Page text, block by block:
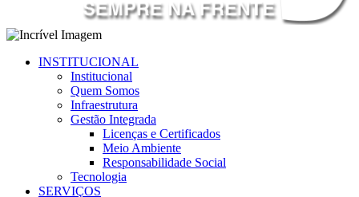
INSTITUCIONAL
Institucional
Quem Somos
Infraestrutura
Gestão Integrada
Licenças e Certificados
Meio Ambiente
Responsabilidade Social
Tecnologia
SERVIÇOS